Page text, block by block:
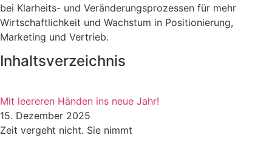
bei Klarheits- und Veränderungsprozessen für mehr
Wirtschaftlichkeit und Wachstum in Positionierung,
Marketing und Vertrieb.
Inhaltsverzeichnis
Mit leereren Händen ins neue Jahr!
15. Dezember 2025
Zeit vergeht nicht. Sie nimmt